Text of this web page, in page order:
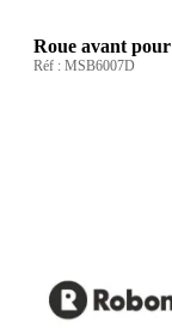
Roue avant
Réf : MSB6007D